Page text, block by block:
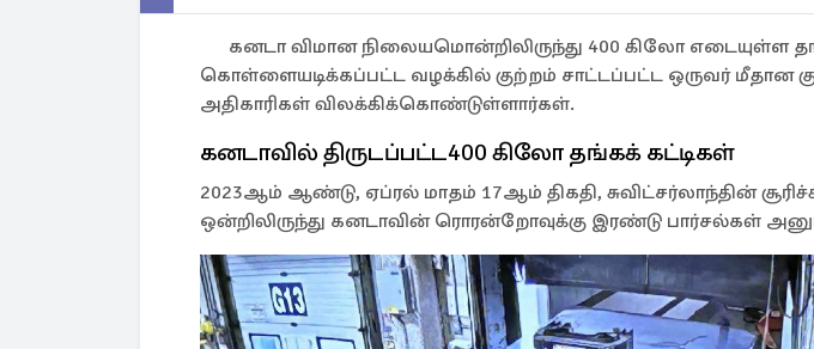
கனடா விமான நிலையமொன்றிலிருந்து 400 கிலோ எடையுள்ள
கொள்ளையடிக்கப்பட்ட வழக்கில் குற்றம் சாட்டப்பட்ட ஒருவர் மீதான
அதிகாரிகள் விலக்கிக்கொண்டுள்ளார்கள்.
கனடாவில் திருடப்பட்ட400 கிலோ தங்கக் கட்டிகள்
2023ஆம் ஆண்டு, ஏப்ரல் மாதம் 17ஆம் திகதி, சுவிட்சர்லாந்தின்
ஒன்றிலிருந்து கனடாவின் ரொரன்றோவுக்கு இரண்டு பார்சல்கள்